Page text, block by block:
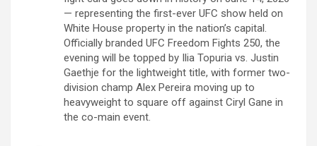
— representing the first-ever UFC show held on
White House property in the nation’s capital.
Officially branded UFC Freedom Fights 250, the
evening will be topped by Ilia Topuria vs. Justin
Gaethje for the lightweight title, with former two-
division champ Alex Pereira moving up to
heavyweight to square off against Ciryl Gane in
the co-main event.